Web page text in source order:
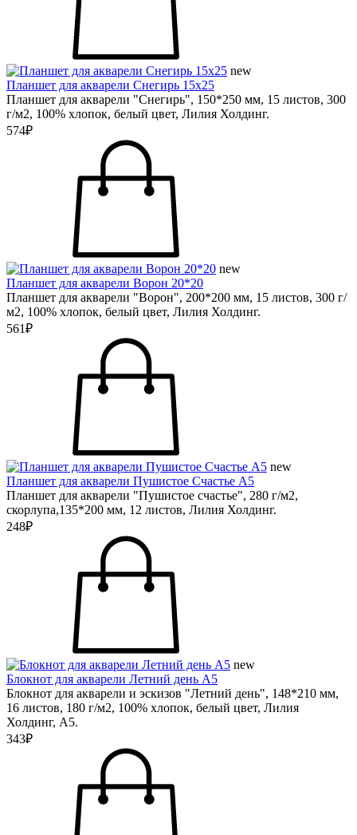
new
Планшет для акварели Снегирь 15х25
Планшет для акварели "Снегирь", 150*250 мм, 15 листов, 300
г/м2, 100% хлопок, белый цвет, Лилия Холдинг.
574₽
new
Планшет для акварели Ворон 20*20
Планшет для акварели "Ворон", 200*200 мм, 15 листов, 300 г/
м2, 100% хлопок, белый цвет, Лилия Холдинг.
561₽
new
Планшет для акварели Пушистое Счастье А5
Планшет для акварели "Пушистое счастье", 280 г/м2,
скорлупа,135*200 мм, 12 листов, Лилия Холдинг.
248₽
new
Блокнот для акварели Летний день А5
Блокнот для акварели и эскизов "Летний день", 148*210 мм,
16 листов, 180 г/м2, 100% хлопок, белый цвет, Лилия
Холдинг, А5.
343₽